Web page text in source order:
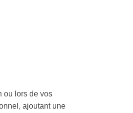
ou lors de vos
ajoutant une